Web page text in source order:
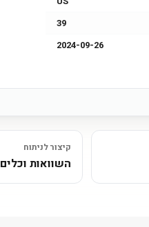
39
2024-09-26
קיצור לניתוח
השוואות וכלים